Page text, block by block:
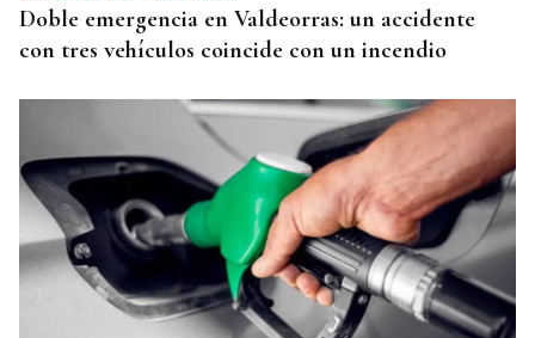
Doble emergencia en Valdeorras: un accidente
con tres vehículos coincide con un incendio